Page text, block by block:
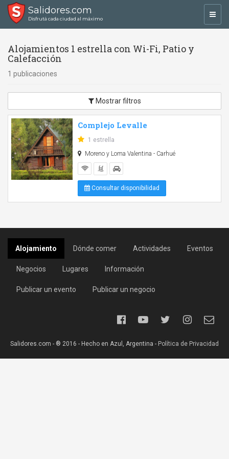
Salidores.com
Disfrutá cada ciudad al máximo
Alojamientos 1 estrella con Wi-Fi, Patio y
Calefacción
1 publicaciones
Mostrar filtros
Complejo Levalle
1 estrella
Moreno y Loma Valentina - Carhué
Consultar disponibilidad
Alojamiento Dónde comer Actividades Eventos
Negocios Lugares Información
Publicar un evento Publicar un negocio
Salidores.com - ® 2016 - Hecho en Azul, Argentina - Política de Privacidad